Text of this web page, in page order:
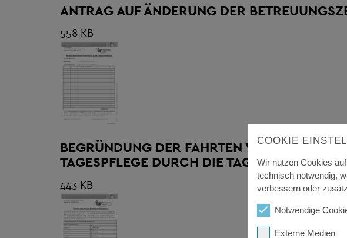
ANTRAG AUF ÄNDERUNG DER
558 KB
BEGRÜNDUNG DER FAHRTEN VON UND ZUR
TAGESPFLEGE DURCH DIE
443 KB
COOKIE
Wir nutzen Cookies
technisch notwendig,
verbessern oder
Notwendige
Externe Medien